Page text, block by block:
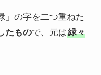
」の字を二つ重ねた
たもので、元は緑々